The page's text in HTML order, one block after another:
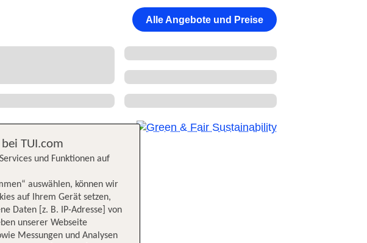
Alle Angebote und Preise
TUI.com
und Funktionen auf
auswählen, können wir
auf Ihrem Gerät setzen,
Daten [z. B. IP-Adresse] von
unserer Webseite
Messungen und Analysen